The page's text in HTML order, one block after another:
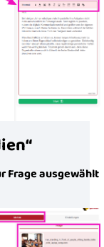
Frage ausgewählt